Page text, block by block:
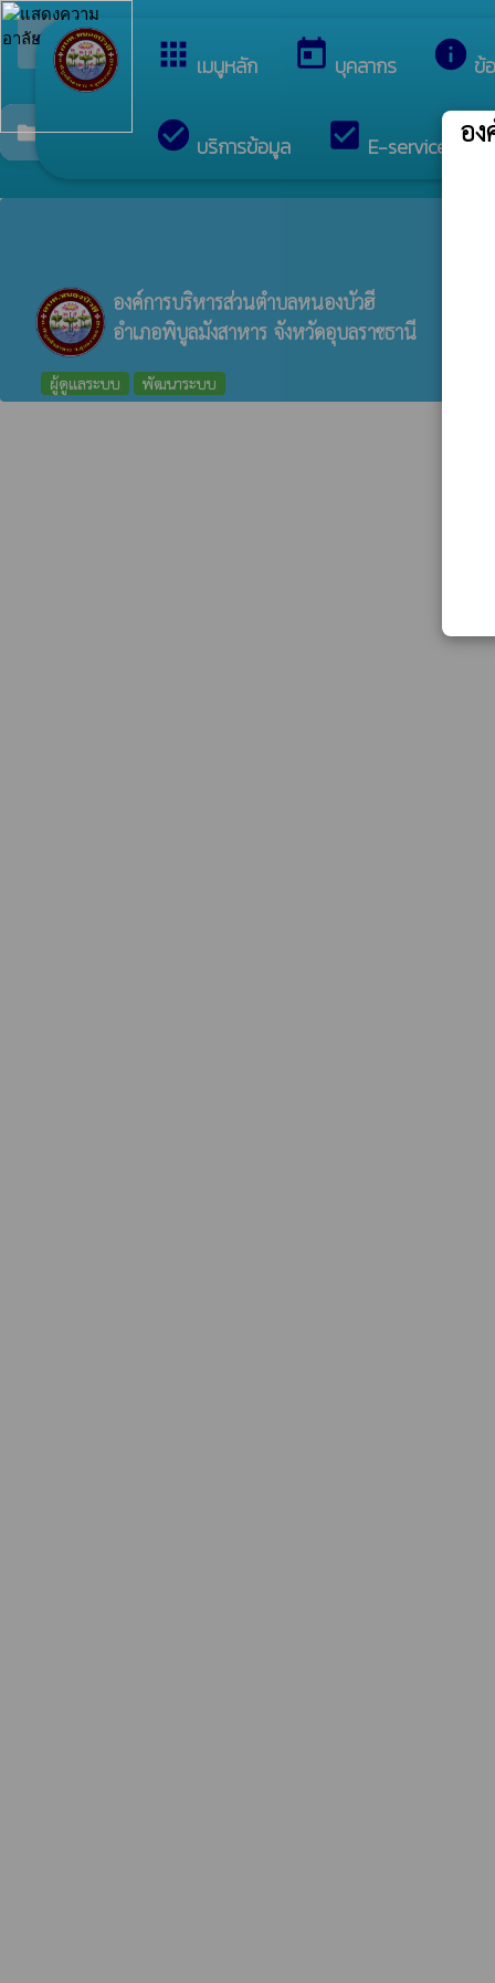
apps เมนูหลัก today บุคลากร info ข้
check_circle บริการข้อมูล check_box E-services
arrow_back_iosกลับเมนูหลัก ยินดีต้อนรับสู่เว็บไซต์ของ
folderแผนพัฒนาการศึกษา
องค์การบริหารส่วนตำบลหนองบัวฮี
อำเภอพิบูลมังสาหาร จังหวัดอุบลราชธานี
ผู้ดูแลระบบ พัฒนาระบบ
อ